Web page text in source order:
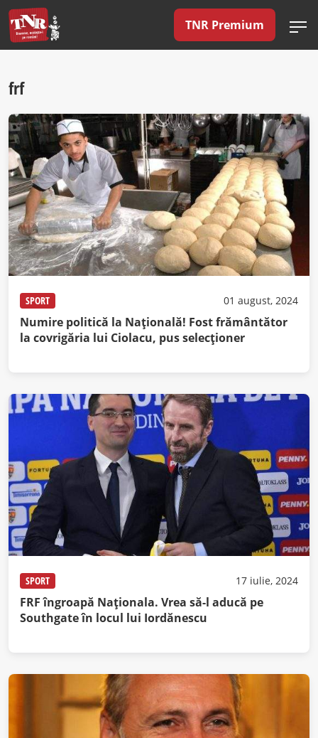
TNR Premium
frf
SPORT 01 august, 2024
Numire politică la Națională! Fost frământător
la covrigăria lui Ciolacu, pus selecționer
SPORT 17 iulie, 2024
FRF îngroapă Naționala. Vrea să-l aducă pe
Southgate în locul lui Iordănescu